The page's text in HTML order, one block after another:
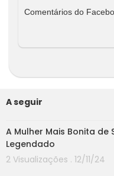
Comentários do
A seguir
A Mulher Mais Bonita de
Legendado
2 Visualizações . 12/11/24